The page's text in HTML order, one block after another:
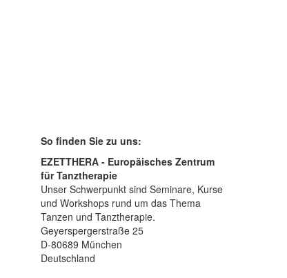
So finden Sie zu uns:
EZETTHERA - Europäisches Zentrum
für Tanztherapie
Unser Schwerpunkt sind Seminare, Kurse
und Workshops rund um das Thema
Tanzen und Tanztherapie.
Geyerspergerstraße 25
D-80689 München
Deutschland